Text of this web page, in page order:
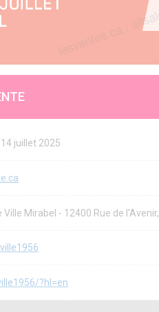
juillet 2025
Ville Mirabel - 12400 Rue de
?hl=en